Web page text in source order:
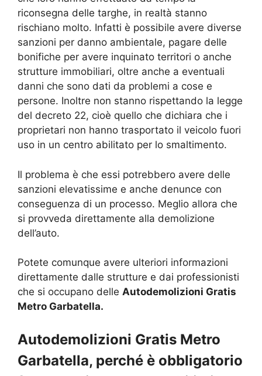
riconsegna delle targhe, in realtà stanno
rischiano molto. Infatti è possibile avere diverse
sanzioni per danno ambientale, pagare delle
bonifiche per avere inquinato territori o anche
strutture immobiliari, oltre anche a eventuali
danni che sono dati da problemi a cose e
persone. Inoltre non stanno rispettando la legge
del decreto 22, cioè quello che dichiara che i
proprietari non hanno trasportato il veicolo fuori
uso in un centro abilitato per lo smaltimento.
Il problema è che essi potrebbero avere delle
sanzioni elevatissime e anche denunce con
conseguenza di un processo. Meglio allora che
si provveda direttamente alla demolizione
dell’auto.
Potete comunque avere ulteriori informazioni
direttamente dalle strutture e dai professionisti
che si occupano delle Autodemolizioni Gratis
Metro Garbatella.
Autodemolizioni Gratis Metro
Garbatella, perché è obbligatorio